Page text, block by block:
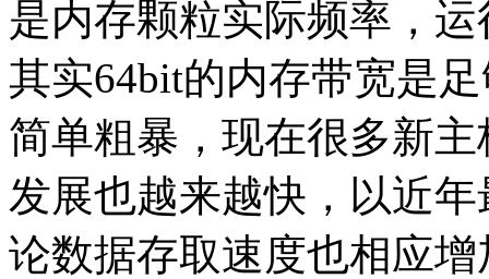
是内存颗粒实际频率，
其实64bit的内存带宽是
简单粗暴，现在很多新
发展也越来越快，以近
论数据存取速度也相应